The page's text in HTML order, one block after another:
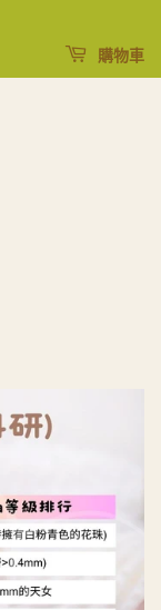
購物車